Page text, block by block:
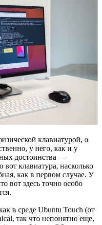
клавиатурой, о
у него, как и у
достоинства —
клавиатура, насколько
как в первом случае. У
вот здесь точно особо
в среде Ubuntu Touch (от
так что непонятно еще,